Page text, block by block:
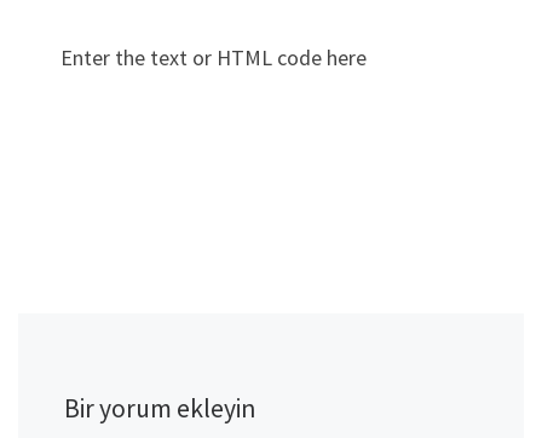
Enter the text or HTML code here
Bir yorum ekleyin